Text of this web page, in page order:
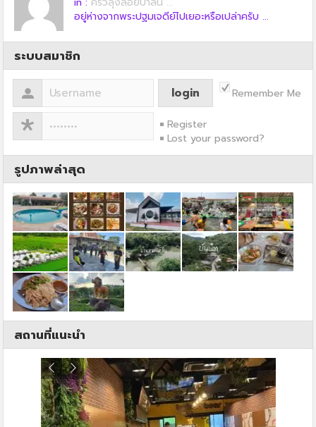
อยู่ห่างจากพระปฐมเจดีย์ไปเยอะหรือเปล่าครับ ...
ระบบสมาชิก
Remember Me
Register
Lost your password?
รูปภาพล่าสุด
สถานที่แนะนำ